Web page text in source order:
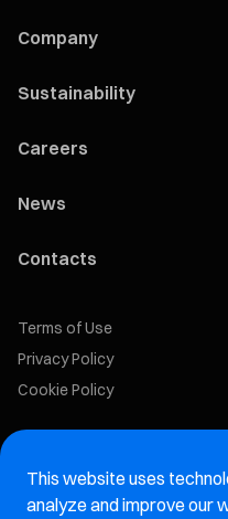
Company
Sustainability
Careers
News
Contacts
Terms of Use
Privacy Policy
Cookie Policy
Marelli Recruiting Portal
Aftermarket website
This website uses
analyze and improve our